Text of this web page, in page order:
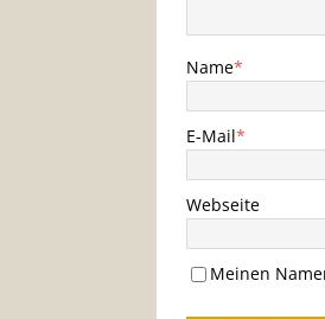
Name*
E-Mail*
Webseite
Meinen